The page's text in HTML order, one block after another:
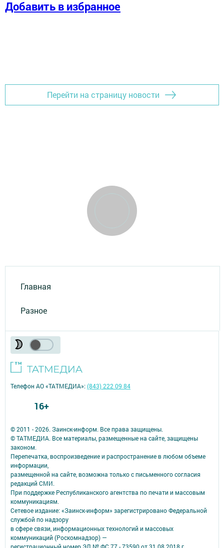
Добавить в избранное
Перейти на страницу новости
Главная
Разное
© 2011 - 2026. Заинск-информ. Все права защищены.
© ТАТМЕДИА. Все материалы, размещенные на сайте, защищены
законом.
Перепечатка, воспроизведение и распространение в любом объеме
информации,
размещенной на сайте, возможна только с письменного согласия
редакций СМИ.
При поддержке Республиканского агентства по печати и массовым
коммуникациям.
Сетевое издание: «Заинск-информ» зарегистрировано Федеральной
службой по надзору
в сфере связи, информационных технологий и массовых
коммуникаций (Роскомнадзор) —
Телефон АО «ТАТМЕДИА»:(843) 222 09 84
16+